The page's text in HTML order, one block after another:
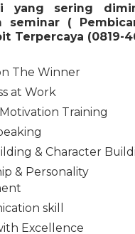
yang sering
seminar (
Terpercaya (0819-
The Winner
at Work
Training
& Character
& Personality
skill
Excellence